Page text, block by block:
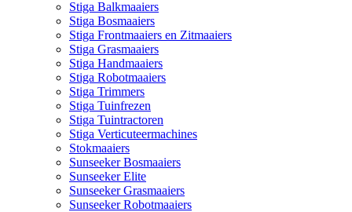
Stiga Balkmaaiers
Stiga Bosmaaiers
Stiga Frontmaaiers en Zitmaaiers
Stiga Grasmaaiers
Stiga Handmaaiers
Stiga Robotmaaiers
Stiga Trimmers
Stiga Tuinfrezen
Stiga Tuintractoren
Stiga Verticuteermachines
Stokmaaiers
Sunseeker Bosmaaiers
Sunseeker Elite
Sunseeker Grasmaaiers
Sunseeker Robotmaaiers